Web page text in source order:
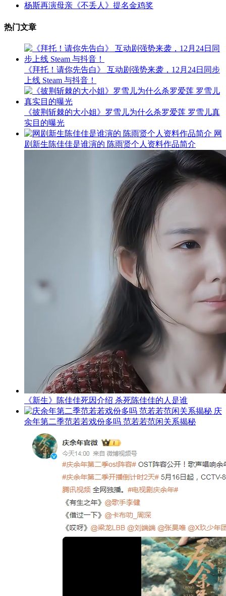
杨斯再演母亲《不丢人》提名金鸡奖
热门文章
《拜托！请你先告白》 互动剧强势来袭，12月24日同步
上线 Steam 与抖音！
《披荆斩棘的大小姐》罗雪儿为什么杀罗爱莲 罗雪儿真
实目的曝光
网
剧新生陈佳佳是谁演的 陈雨贤个人资料作品简介
《新生》陈佳佳死因介绍 杀死陈佳佳的人是谁
庆
余年第二季范若若戏份多吗 范若若范闲关系揭秘